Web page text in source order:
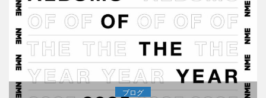
ブログ